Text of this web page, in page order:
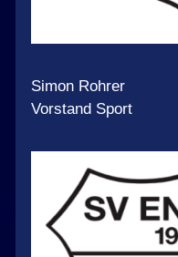
Simon Rohrer
Vorstand Sport